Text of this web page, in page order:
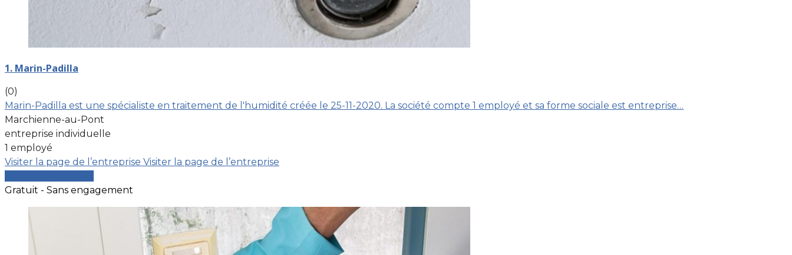
1. Marin-Padilla
(0)
Marin-Padilla est une spécialiste en traitement de l'humidité créée le 25-11-2020. La société compte 1 employé et sa forme sociale est entreprise…
Marchienne-au-Pont
entreprise individuelle
1 employé
Visiter la page de l’entreprise Visiter la page de l’entreprise
Gratuit - Sans engagement